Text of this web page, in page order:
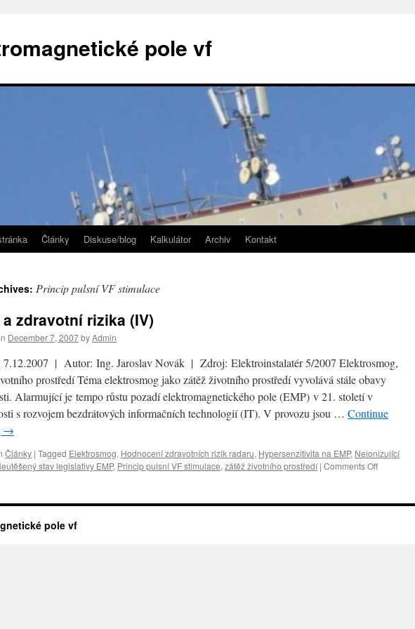
pole vf
Články Diskuse/blog Kalkulátor Archiv Kontakt
Princip pulsní VF stimulace
a zdravotní rizika (IV)
December 7, 2007byAdmin
7.12.2007 | Autor: Ing. Jaroslav Novák | Zdroj: Elektroinstalatér 5/2007 Elektrosmog,
prostředí Téma elektrosmog jako zátěž životního prostředí vyvolává stále obavy
Alarmující je tempo růstu pozadí elektromagnetického pole (EMP) v 21. století v
s rozvojem bezdrátových informačních technologií (IT). V provozu jsou … Continue
→
Články | Tagged Elektrosmog, Hodnocení zdravotních rizik radaru, Hypersenzitivita na EMP, Neionizující
stav legislativy EMP, Princip pulsní VF stimulace, zátěž životního prostředí | Comments Off
zdravotní
pole vf